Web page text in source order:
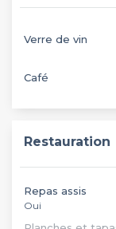
Verre de vin
Café
Restauration
Repas assis
Oui